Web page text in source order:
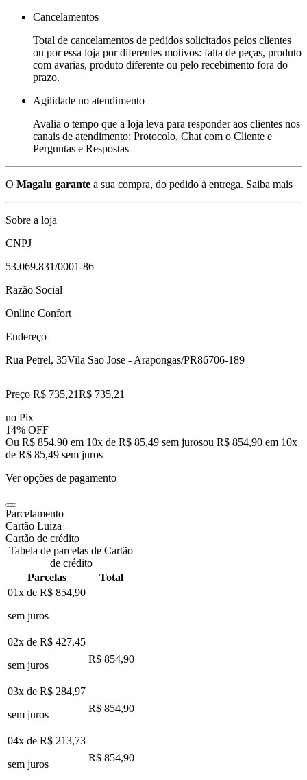
Cancelamentos
Total de cancelamentos de pedidos solicitados pelos clientes
ou por essa loja por diferentes motivos: falta de peças, produto
com avarias, produto diferente ou pelo recebimento fora do
prazo.
Agilidade no atendimento
Avalia o tempo que a loja leva para responder aos clientes nos
canais de atendimento: Protocolo, Chat com o Cliente e
Perguntas e Respostas
O Magalu garante a sua compra, do pedido à entrega. Saiba mais
Sobre a loja
CNPJ
53.069.831/0001-86
Razão Social
Online Confort
Endereço
Rua Petrel, 35Vila Sao Jose - Arapongas/PR86706-189
Preço R$ 735,21R$ 735,21
no Pix
14% OFF
Ou R$ 854,90 em 10x de R$ 85,49 sem jurosou R$ 854,90 em 10x
de R$ 85,49 sem juros
Ver opções de pagamento
Parcelamento
Cartão Luiza
Cartão de crédito
Tabela de parcelas de Cartão
de crédito
Parcelas
Total
01x de R$ 854,90
sem juros
02x de R$ 427,45
sem juros
R$ 854,90
03x de R$ 284,97
sem juros
R$ 854,90
04x de R$ 213,73
sem juros
R$ 854,90